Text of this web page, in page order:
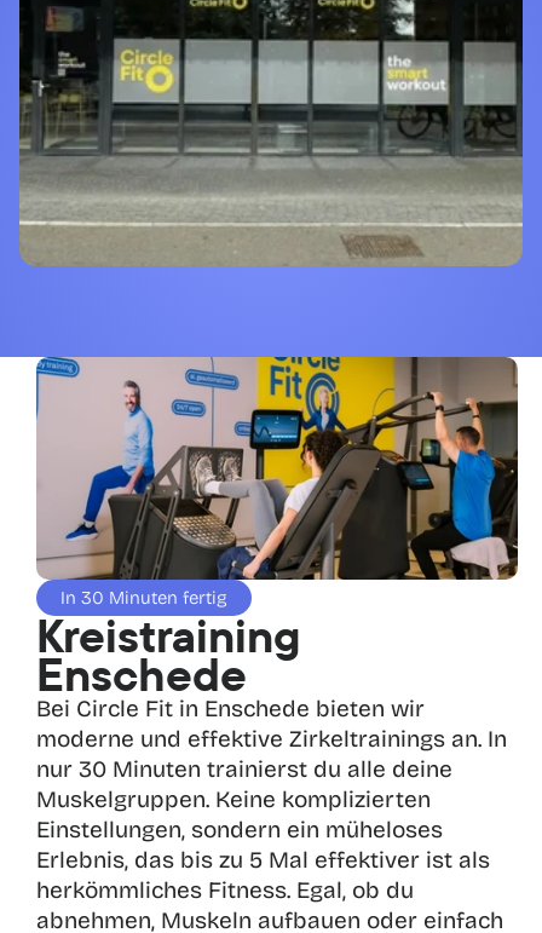
In 30 Minuten fertig
Kreistraining
Enschede
Bei Circle Fit in Enschede bieten wir
moderne und effektive Zirkeltrainings an. In
nur 30 Minuten trainierst du alle deine
Muskelgruppen. Keine komplizierten
Einstellungen, sondern ein müheloses
Erlebnis, das bis zu 5 Mal effektiver ist als
herkömmliches Fitness. Egal, ob du
abnehmen, Muskeln aufbauen oder einfach